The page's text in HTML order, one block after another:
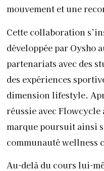
mouvement et une
Cette collaboration
développée par Oysho
partenariats avec des
des expériences
dimension lifestyle.
réussie avecFlowcycle
marque poursuit ainsi
communauté wellness
Au-delà du cours lui-